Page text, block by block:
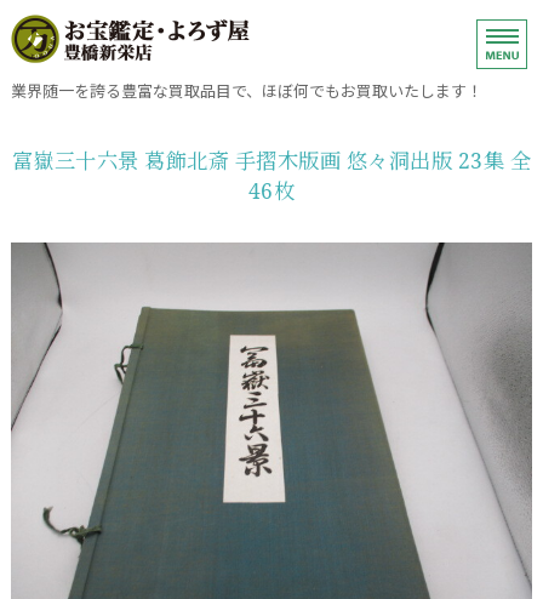
ブランド品、金、プラチナ・銀
業界随一を誇る豊富な買取品目で、ほぼ何でもお買取いたします！
ホーム
金・プラチナ・銀・ダイヤモンドの売却
ブランドバッグ・小物・時計の売却
買取方法
お問い合わせ
富嶽三十六景 葛飾北斎 手摺木版画 悠々洞出版 23集 全
46枚